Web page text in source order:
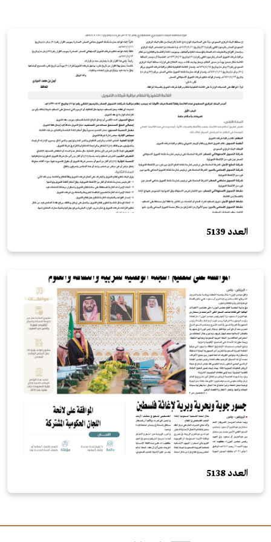
العدد 5139
العدد 5138